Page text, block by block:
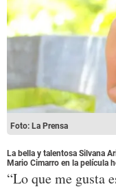
Foto: La Prensa
La bella y talentosa Silvana
Mario Cimarro en la película
“Lo que me gusta